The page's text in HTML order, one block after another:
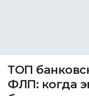
ТОП
ФЛП: когда